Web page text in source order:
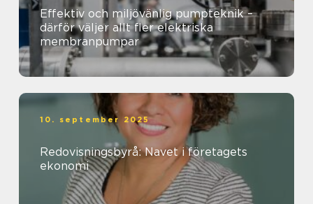
Effektiv och miljövänlig pumpteknik –
därför väljer allt fler elektriska
membranpumpar
10. september 2025
Redovisningsbyrå: Navet i företagets
ekonomi